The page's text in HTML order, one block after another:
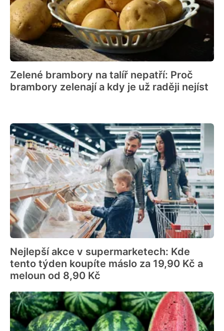
Zelené brambory na talíř nepatří: Proč
brambory zelenají a kdy je už raději nejíst
Nejlepší akce v supermarketech: Kde
tento týden koupíte máslo za 19,90 Kč a
meloun od 8,90 Kč